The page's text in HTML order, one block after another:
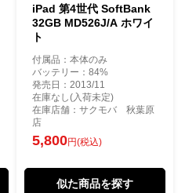
iPad 第4世代 SoftBank
32GB MD526J/A ホワイ
ト
付属品：本体のみ
バッテリー：84%
発売日：2013/11
在庫なし(入荷未定)
在庫店舗：サクモバ 秋葉原
店
5,800円(税込)
似た商品を探す